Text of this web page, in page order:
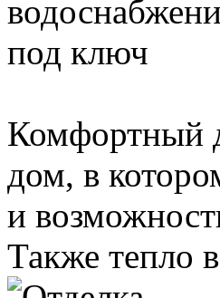
Комфортный
дом, в
и
Также тепло